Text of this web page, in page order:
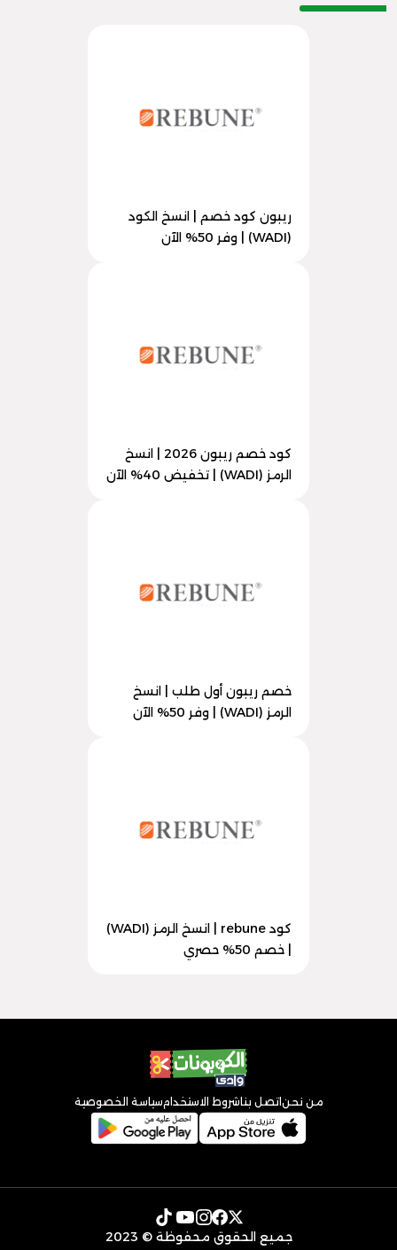
ريبون كود خصم | انسخ الكود
(WADI) | وفر 50% الآن
كود خصم ريبون 2026 | انسخ
الرمز (WADI) | تخفيض 40% الآن
خصم ريبون أول طلب | انسخ
الرمز (WADI) | وفر 50% الآن
كود rebune | انسخ الرمز (WADI)
| خصم 50% حصري
من نحن اتصل بنا شروط الاستخدامسياسة الخصوصية
جميع الحقوق محفوظة © 2023